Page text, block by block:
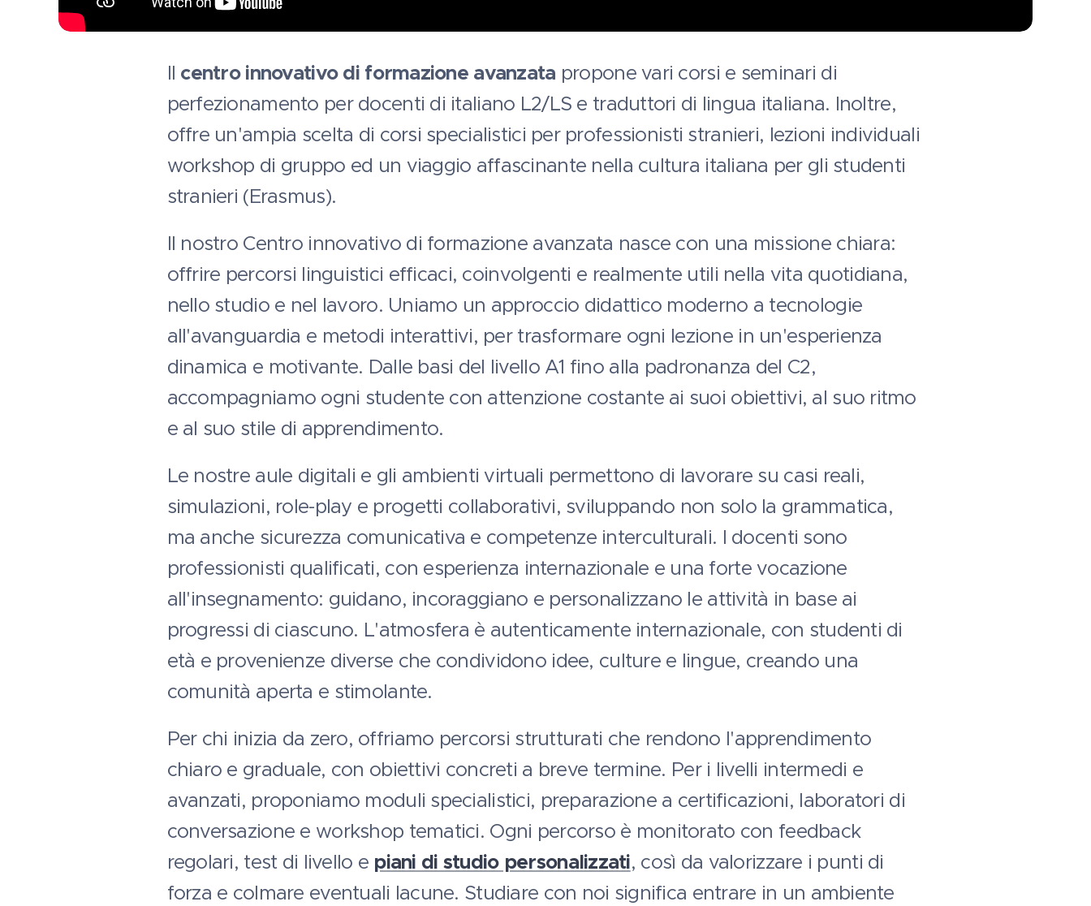
Il centro innovativo di formazione avanzata propone vari corsi e seminari di
perfezionamento per docenti di italiano L2/LS e traduttori di lingua italiana. Inoltre,
offre un'ampia scelta di corsi specialistici per professionisti stranieri, lezioni individuali
workshop di gruppo ed un viaggio affascinante nella cultura italiana per gli studenti
stranieri (Erasmus).
Il nostro Centro innovativo di formazione avanzata nasce con una missione chiara:
offrire percorsi linguistici efficaci, coinvolgenti e realmente utili nella vita quotidiana,
nello studio e nel lavoro. Uniamo un approccio didattico moderno a tecnologie
all'avanguardia e metodi interattivi, per trasformare ogni lezione in un'esperienza
dinamica e motivante. Dalle basi del livello A1 fino alla padronanza del C2,
accompagniamo ogni studente con attenzione costante ai suoi obiettivi, al suo ritmo
e al suo stile di apprendimento.
Le nostre aule digitali e gli ambienti virtuali permettono di lavorare su casi reali,
simulazioni, role-play e progetti collaborativi, sviluppando non solo la grammatica,
ma anche sicurezza comunicativa e competenze interculturali. I docenti sono
professionisti qualificati, con esperienza internazionale e una forte vocazione
all'insegnamento: guidano, incoraggiano e personalizzano le attività in base ai
progressi di ciascuno. L'atmosfera è autenticamente internazionale, con studenti di
età e provenienze diverse che condividono idee, culture e lingue, creando una
comunità aperta e stimolante.
Per chi inizia da zero, offriamo percorsi strutturati che rendono l'apprendimento
chiaro e graduale, con obiettivi concreti a breve termine. Per i livelli intermedi e
avanzati, proponiamo moduli specialistici, preparazione a certificazioni, laboratori di
conversazione e workshop tematici. Ogni percorso è monitorato con feedback
regolari, test di livello e piani di studio personalizzati, così da valorizzare i punti di
forza e colmare eventuali lacune. Studiare con noi significa entrare in un ambiente